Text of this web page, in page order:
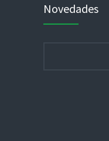
Novedades